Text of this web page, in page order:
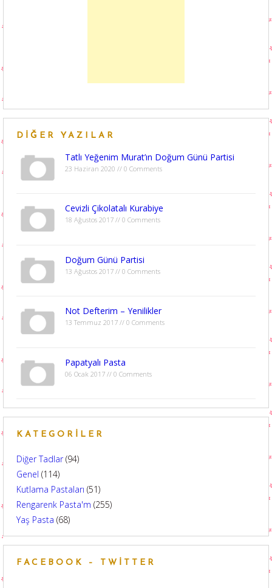
DIĞER YAZILAR
Tatlı Yeğenim Murat’ın Doğum Günü Partisi
23 Haziran 2020 // 0 Comments
Cevizli Çikolatalı Kurabiye
18 Ağustos 2017 // 0 Comments
Doğum Günü Partisi
13 Ağustos 2017 // 0 Comments
Not Defterim – Yenilikler
13 Temmuz 2017 // 0 Comments
Papatyalı Pasta
06 Ocak 2017 // 0 Comments
KATEGORILER
Diğer Tadlar(94)
Genel (114)
Kutlama Pastaları (51)
Rengarenk Pasta'm (255)
Yaş Pasta (68)
FACEBOOK – TWITTER